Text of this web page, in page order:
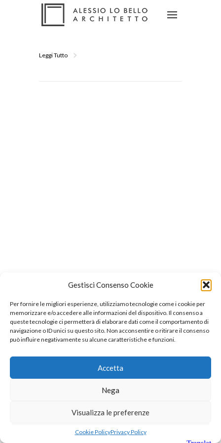
Gestisci Consenso Cookie
Per fornire le migliori esperienze, utilizziamo tecnologie come i cookie per
memorizzare e/o accedere alle informazioni del dispositivo. Il consenso a
queste tecnologie ci permetterà di elaborare dati come il comportamento di
navigazione o ID unici su questo sito. Non acconsentire o ritirare il consenso
può influire negativamente su alcune caratteristiche e funzioni.
Accetta
Nega
Visualizza le preferenze
Cookie PolicyPrivacy Policy
Leggi Tutto